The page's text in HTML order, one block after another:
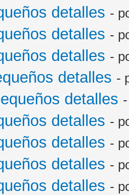
detalles -
detalles -
detalles -
detalles -
detalles
detalles -
detalles -
detalles -
detalles -